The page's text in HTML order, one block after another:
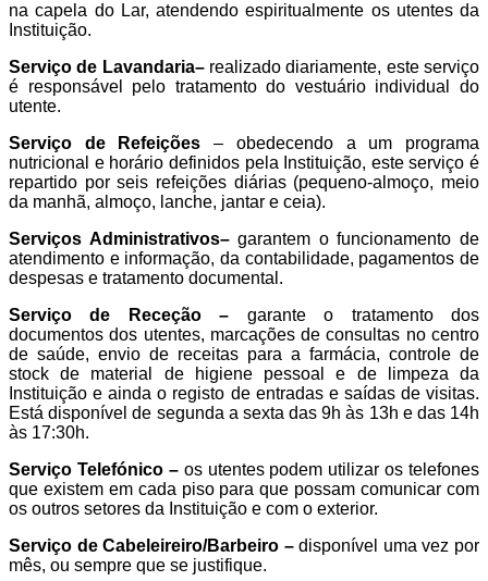
na capela do Lar, atendendo espiritualmente os utentes da
Instituição.
Serviço de Lavandaria–realizado diariamente, este serviço
é responsável pelo tratamento do vestuário individual do
utente.
Serviço de Refeições – obedecendo a um programa
nutricional e horário definidos pela Instituição, este serviço é
repartido por seis refeições diárias (pequeno-almoço, meio
da manhã, almoço, lanche, jantar e ceia).
Serviços Administrativos–garantem o funcionamento de
atendimento e informação, da contabilidade, pagamentos de
despesas e tratamento documental.
Serviço de Receção – garante o tratamento dos
documentos dos utentes, marcações de consultas no centro
de saúde, envio de receitas para a farmácia, controle de
stock de material de higiene pessoal e de limpeza da
Instituição e ainda o registo de entradas e saídas de visitas.
Está disponível de segunda a sexta das 9h às 13h e das 14h
às 17:30h.
Serviço Telefónico –os utentes podem utilizar os telefones
que existem em cada piso para que possam comunicar com
os outros setores da Instituição e com o exterior.
Serviço de Cabeleireiro/Barbeiro –disponível uma vez por
mês, ou sempre que se justifique.